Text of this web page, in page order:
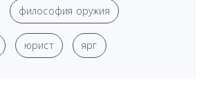
философия оружия
юрист ярг